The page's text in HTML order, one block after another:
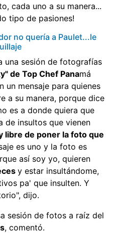
cada uno a su manera...
tipo de pasiones!
no quería a Paulet...le
una sesión de fotografías
de Top Chef Panamá
un mensaje para quienes
a su manera, porque dice
es a donde quiera que
de insultos que vienen
libre de poner la foto que
es uno y la foto es
así soy yo, quieren
y estar insultándome,
pa' que insulten. Y
dijo.
sesión de fotos a raíz del
, comentó.